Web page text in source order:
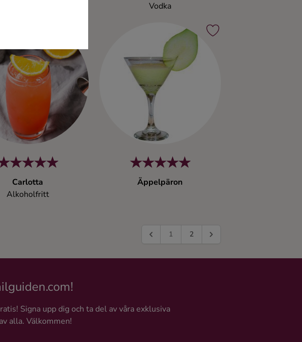
Vodka
Carlotta
Alkoholfritt
Äppelpäron
1 2
Signa upp dig och ta del av våra exklusiva
alla. Välkommen!